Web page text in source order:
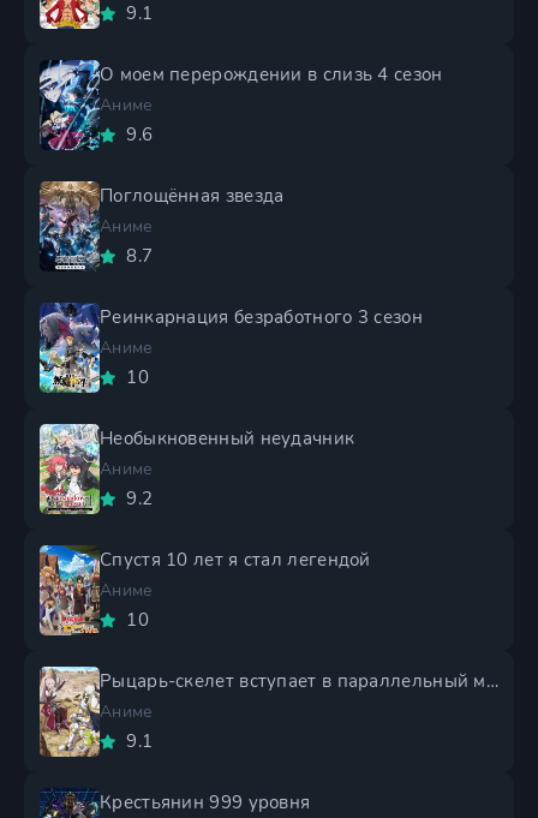
9.1
О моем перерождении в слизь 4 сезон
Аниме
9.6
Поглощённая звезда
Аниме
8.7
Реинкарнация безработного 3 сезон
Аниме
10
Необыкновенный неудачник
Аниме
9.2
Спустя 10 лет я стал легендой
Аниме
10
Рыцарь-скелет вступает в параллельный мир 2 сезон
Аниме
9.1
Крестьянин 999 уровня